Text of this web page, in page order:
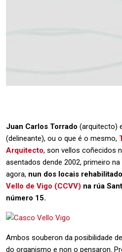
Juan Carlos Torrado (arquitecto)
(delineante), ou o que é o mesmo,
Arquitecto, son vellos coñecidos
asentados dende 2002, primeiro
agora, nun dos locais
Vello de Vigo (CCVV) na rúa
número 15.
Ambos souberon da posibilidade
do organismo e non o pensaron.